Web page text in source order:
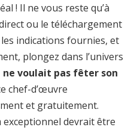
! Il ne vous reste qu’à
ou le téléchargement
indications fournies, et
plongez dans l’univers
ne voulait pas fêter son
chef-d’œuvre
et gratuitement.
exceptionnel devrait être